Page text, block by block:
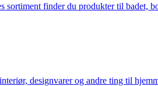
sortiment finder du produkter til badet,
designvarer og andre ting til